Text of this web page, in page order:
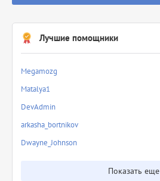
Лучшие помощники
Megamozg
Matalya1
DevAdmin
arkasha_bortnikov
Dwayne_Johnson
Показать еще